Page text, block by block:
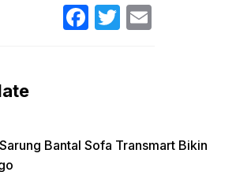
Facebook
Twitter
Bantal Sofa Transmart Bikin